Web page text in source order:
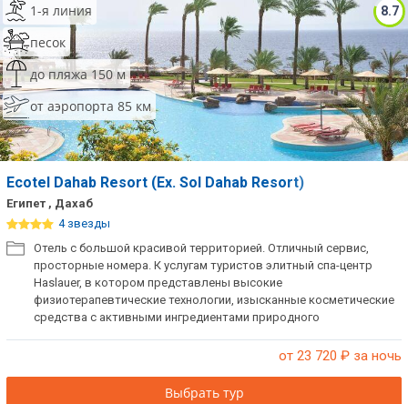
8.7
1-я линия
песок
до пляжа 150 м
от аэропорта 85 км
Ecotel Dahab Resort (Ex. Sol Dahab Resort)
Египет , Дахаб
4 звезды
Отель с большой красивой территорией. Отличный сервис,
просторные номера. К услугам туристов элитный спа-центр
Haslauer, в котором представлены высокие
физиотерапевтические технологии, изысканные косметические
средства с активными ингредиентами природного
семейного отдыха, а также для любителей оздоровительного
от 23 720 ₽ за ночь
Выбрать тур